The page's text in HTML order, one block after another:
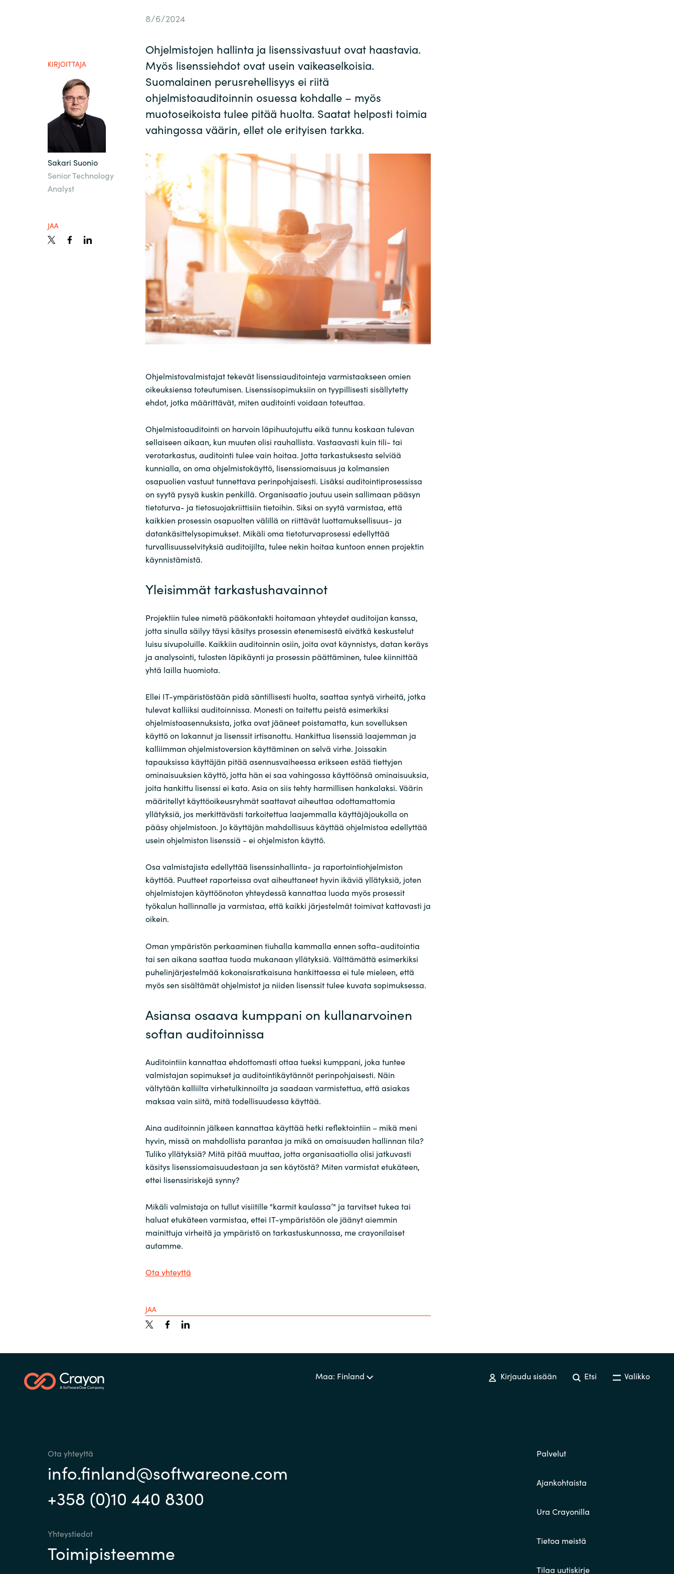
Kingdom of Saudi Arabia
Kuwait
Lithuania
Malaysia
Netherlands
Norway
Philippines
Poland
Qatar
Romania
Singapore
Sri Lanka
Sweden
Ukraine
United Kingdom
Ura Crayonilla
Kumppanit
8/6/2024
KIRJOITTAJA
Sakari Suonio
Senior Technology
Analyst
JAA
Ohjelmistojen hallinta ja lisenssivastuut ovat haastavia.
Myös lisenssiehdot ovat usein vaikeaselkoisia.
Suomalainen perusrehellisyys ei riitä
ohjelmistoauditoinnin osuessa kohdalle – myös
muotoseikoista tulee pitää huolta. Saatat helposti toimia
vahingossa väärin, ellet ole erityisen tarkka.
Ohjelmistovalmistajat tekevät lisenssiauditointeja varmistaakseen omien
oikeuksiensa toteutumisen. Lisenssisopimuksiin on tyypillisesti sisällytetty
ehdot, jotka määrittävät, miten auditointi voidaan toteuttaa.
Ohjelmistoauditointi on harvoin läpihuutojuttu eikä tunnu koskaan tulevan
sellaiseen aikaan, kun muuten olisi rauhallista. Vastaavasti kuin tili- tai
verotarkastus, auditointi tulee vain hoitaa. Jotta tarkastuksesta selviää
kunnialla, on oma ohjelmistokäyttö, lisenssiomaisuus ja kolmansien
osapuolien vastuut tunnettava perinpohjaisesti. Lisäksi auditointiprosessissa
on syytä pysyä kuskin penkillä. Organisaatio joutuu usein sallimaan pääsyn
tietoturva- ja tietosuojakriittisiin tietoihin. Siksi on syytä varmistaa, että
kaikkien prosessin osapuolten välillä on riittävät luottamuksellisuus- ja
datankäsittelysopimukset. Mikäli oma tietoturvaprosessi edellyttää
turvallisuusselvityksiä auditoijilta, tulee nekin hoitaa kuntoon ennen projektin
käynnistämistä.
Yleisimmät tarkastushavainnot
Projektiin tulee nimetä pääkontakti hoitamaan yhteydet auditoijan kanssa,
jotta sinulla säilyy täysi käsitys prosessin etenemisestä eivätkä keskustelut
luisu sivupoluille. Kaikkiin auditoinnin osiin, joita ovat käynnistys, datan keräys
ja analysointi, tulosten läpikäynti ja prosessin päättäminen, tulee kiinnittää
yhtä lailla huomiota.
Ellei IT-ympäristöstään pidä säntillisesti huolta, saattaa syntyä virheitä, jotka
tulevat kalliiksi auditoinnissa. Monesti on taitettu peistä esimerkiksi
ohjelmistoasennuksista, jotka ovat jääneet poistamatta, kun sovelluksen
käyttö on lakannut ja lisenssit irtisanottu. Hankittua lisenssiä laajemman ja
kalliimman ohjelmistoversion käyttäminen on selvä virhe. Joissakin
tapauksissa käyttäjän pitää asennusvaiheessa erikseen estää tiettyjen
ominaisuuksien käyttö, jotta hän ei saa vahingossa käyttöönsä ominaisuuksia,
joita hankittu lisenssi ei kata. Asia on siis tehty harmillisen hankalaksi. Väärin
määritellyt käyttöoikeusryhmät saattavat aiheuttaa odottamattomia
yllätyksiä, jos merkittävästi tarkoitettua laajemmalla käyttäjäjoukolla on
pääsy ohjelmistoon. Jo käyttäjän mahdollisuus käyttää ohjelmistoa edellyttää
usein ohjelmiston lisenssiä - ei ohjelmiston käyttö.
Osa valmistajista edellyttää lisenssinhallinta- ja raportointiohjelmiston
käyttöä. Puutteet raporteissa ovat aiheuttaneet hyvin ikäviä yllätyksiä, joten
ohjelmistojen käyttöönoton yhteydessä kannattaa luoda myös prosessit
työkalun hallinnalle ja varmistaa, että kaikki järjestelmät toimivat kattavasti ja
oikein.
Oman ympäristön perkaaminen tiuhalla kammalla ennen softa-auditointia
tai sen aikana saattaa tuoda mukanaan yllätyksiä. Välttämättä esimerkiksi
puhelinjärjestelmää kokonaisratkaisuna hankittaessa ei tule mieleen, että
myös sen sisältämät ohjelmistot ja niiden lisenssit tulee kuvata sopimuksessa.
Asiansa osaava kumppani on kullanarvoinen
softan auditoinnissa
Auditointiin kannattaa ehdottomasti ottaa tueksi kumppani, joka tuntee
valmistajan sopimukset ja auditointikäytännöt perinpohjaisesti. Näin
vältytään kalliilta virhetulkinnoilta ja saadaan varmistettua, että asiakas
maksaa vain siitä, mitä todellisuudessa käyttää.
Aina auditoinnin jälkeen kannattaa käyttää hetki reflektointiin – mikä meni
hyvin, missä on mahdollista parantaa ja mikä on omaisuuden hallinnan tila?
Tuliko yllätyksiä? Mitä pitää muuttaa, jotta organisaatiolla olisi jatkuvasti
käsitys lisenssiomaisuudestaan ja sen käytöstä? Miten varmistat etukäteen,
ettei lisenssiriskejä synny?
Mikäli valmistaja on tullut visiitille "karmit kaulassa’" ja tarvitset tukea tai
haluat etukäteen varmistaa, ettei IT-ympäristöön ole jäänyt aiemmin
mainittuja virheitä ja ympäristö on tarkastuskunnossa, me crayonilaiset
autamme.
Ota yhteyttä
JAA
Maa: Finland Kirjaudu sisään Etsi Valikko
Ota yhteyttä
info.finland@softwareone.com
+358 (0)10 440 8300
Yhteystiedot
Toimipisteemme
Palvelut
Ajankohtaista
Ura Crayonilla
Tietoa meistä
Tilaa uutiskirje